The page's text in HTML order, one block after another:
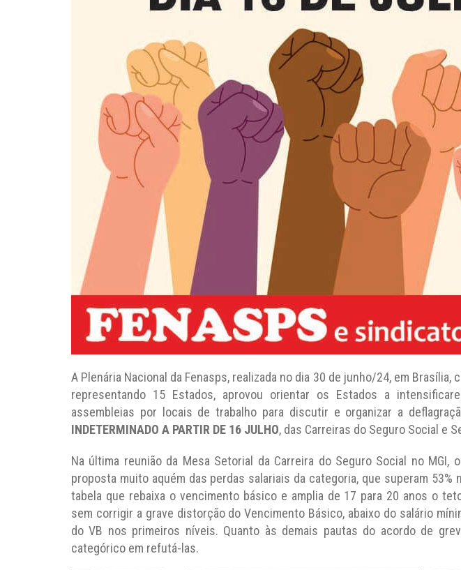
A Plenária Nacional da Fenasps, realizada no dia 30 de junho/24, em Brasília,
representando 15 Estados, aprovou orientar os Estados a
assembleias por locais de trabalho para discutir e organizar a
INDETERMINADO A PARTIR DE 16 JULHO, das Carreiras do Seguro Social e
Na última reunião da Mesa Setorial da Carreira do Seguro Social no MGI,
proposta muito aquém das perdas salariais da categoria, que superam 53%
tabela que rebaixa o vencimento básico e amplia de 17 para 20 anos o
sem corrigir a grave distorção do Vencimento Básico, abaixo do salário
do VB nos primeiros níveis. Quanto às demais pautas do acordo de
categórico em refutá-las.